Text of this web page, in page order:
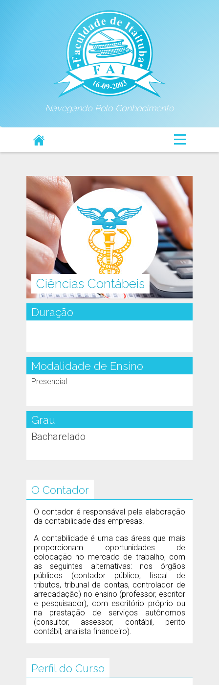
Navegando Pelo Conhecimento
Ciências Contábeis
Duração
Modalidade de Ensino
Presencial
Grau
Bacharelado
O Contador
O contador é responsável pela elaboração
da contabilidade das empresas.
A contabilidade é uma das áreas que mais
proporcionam oportunidades de
colocação no mercado de trabalho, com
as seguintes alternativas: nos órgãos
públicos (contador público, fiscal de
tributos, tribunal de contas, controlador de
arrecadação) no ensino (professor, escritor
e pesquisador), com escritório próprio ou
na prestação de serviços autônomos
(consultor, assessor, contábil, perito
contábil, analista financeiro).
Perfil do Curso